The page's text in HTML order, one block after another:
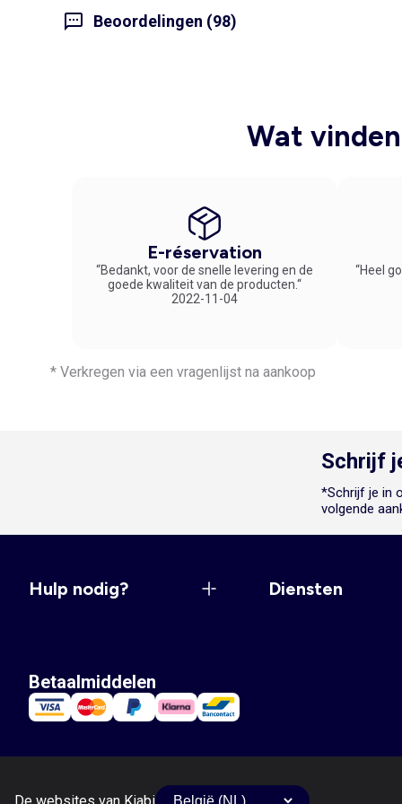
Beoordelingen (98)
Wat
E-réservation
“Bedankt, voor de snelle levering en de
goede kwaliteit van de producten.“
2022-11-04
“Heel
* Verkregen via een vragenlijst na aankoop
Schrijf
*Schrijf je in
volgende
Hulp nodig? Diensten
Betaalmiddelen